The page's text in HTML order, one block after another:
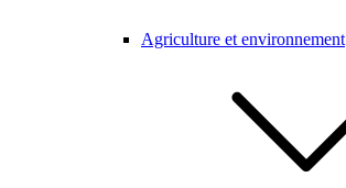
Agriculture et environnement